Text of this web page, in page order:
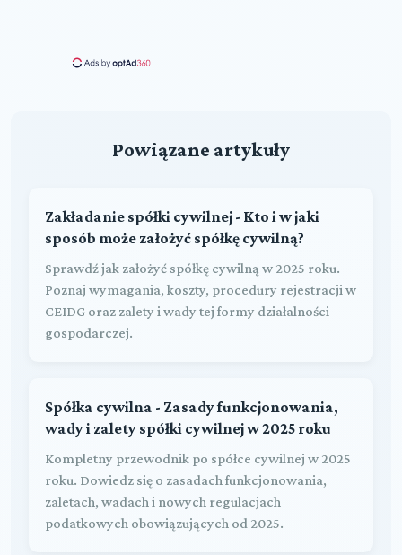
Powiązane artykuły
Zakładanie spółki cywilnej - Kto i w jaki
sposób może założyć spółkę cywilną?
Sprawdź jak założyć spółkę cywilną w 2025 roku.
Poznaj wymagania, koszty, procedury rejestracji w
CEIDG oraz zalety i wady tej formy działalności
gospodarczej.
Spółka cywilna - Zasady funkcjonowania,
wady i zalety spółki cywilnej w 2025 roku
Kompletny przewodnik po spółce cywilnej w 2025
roku. Dowiedz się o zasadach funkcjonowania,
zaletach, wadach i nowych regulacjach
podatkowych obowiązujących od 2025.